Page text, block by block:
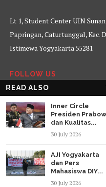
Lt 1, Student Center UIN
Papringan, Caturtunggal, Kec.
Istimewa Yogyakarta 55281
FOLLOW US
Facebook
TwitterInstagramYouTube
READ ALSO
Inner Circle
Presiden
dan Kualitas...
30 July 2026
AJI Yogyakarta
dan Pers
Mahasiswa DIY...
30 July 2026